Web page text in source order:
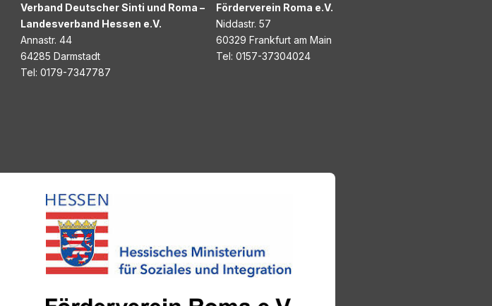
Verband Deutscher Sinti und Roma –
Landesverband Hessen e.V.
Annastr. 44
64285 Darmstadt
Tel: 0179-7347787
Förderverein Roma e.V.
Niddastr. 57
60329 Frankfurt am Main
Tel: 0157-37304024